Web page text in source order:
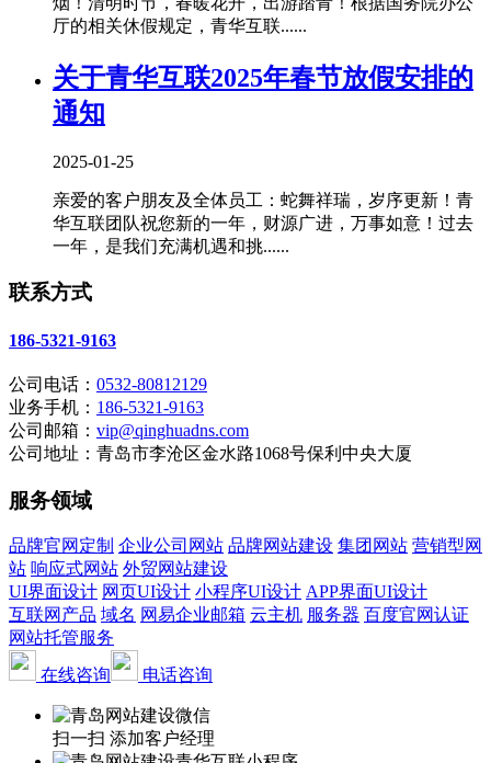
厅的相关休假规定，青华互联......
关于青华互联2025年春节放假安排的
通知
2025-01-25
亲爱的客户朋友及全体员工：蛇舞祥瑞，岁序更新！青
华互联团队祝您新的一年，财源广进，万事如意！过去
一年，是我们充满机遇和挑......
联系方式
186-5321-9163
公司电话： 0532-80812129
业务手机： 186-5321-9163
公司邮箱： vip@qinghuadns.com
公司地址：青岛市李沧区金水路1068号保利中央大厦
服务领域
品牌官网定制 企业公司网站 品牌网站建设 集团网站 营销型网
站 响应式网站 外贸网站建设
UI界面设计 网页UI设计 小程序UI设计 APP界面UI设计
互联网产品 域名 网易企业邮箱 云主机 服务器 百度官网认证
网站托管服务
在线咨询
电话咨询
扫一扫 添加客户经理